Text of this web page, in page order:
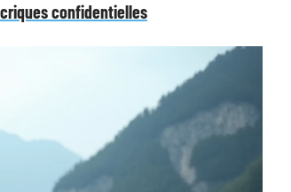
confidentielles